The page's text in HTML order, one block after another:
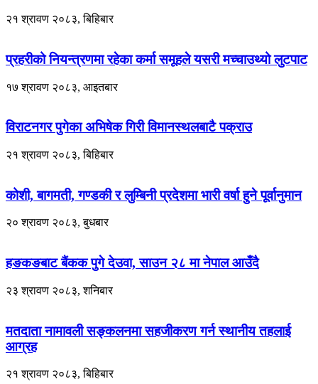
२१ श्रावण २०८३, बिहिबार
प्रहरीको नियन्त्रणमा रहेका कर्मा समूहले यसरी मच्चाउथ्यो लुटपाट
१७ श्रावण २०८३, आइतबार
विराटनगर पुगेका अभिषेक गिरी विमानस्थलबाटै पक्राउ
२१ श्रावण २०८३, बिहिबार
कोशी, बागमती, गण्डकी र लुम्बिनी प्रदेशमा भारी वर्षा हुने पूर्वानुमान
२० श्रावण २०८३, बुधबार
हङकङबाट बैंकक पुगे देउवा, साउन २८ मा नेपाल आउँदै
२३ श्रावण २०८३, शनिबार
मतदाता नामावली सङ्कलनमा सहजीकरण गर्न स्थानीय तहलाई
आग्रह
२१ श्रावण २०८३, बिहिबार